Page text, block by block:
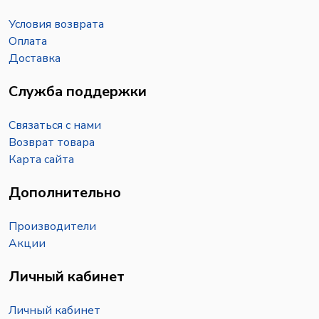
Условия возврата
Оплата
Доставка
Служба поддержки
Связаться с нами
Возврат товара
Карта сайта
Дополнительно
Производители
Акции
Личный кабинет
Личный кабинет